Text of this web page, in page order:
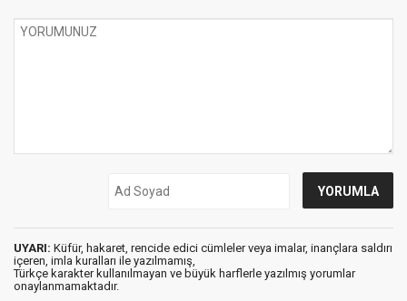
UYARI: Küfür, hakaret, rencide edici cümleler veya imalar, inançlara saldırı
içeren, imla kuralları ile yazılmamış,
Türkçe karakter kullanılmayan ve büyük harflerle yazılmış yorumlar
onaylanmamaktadır.